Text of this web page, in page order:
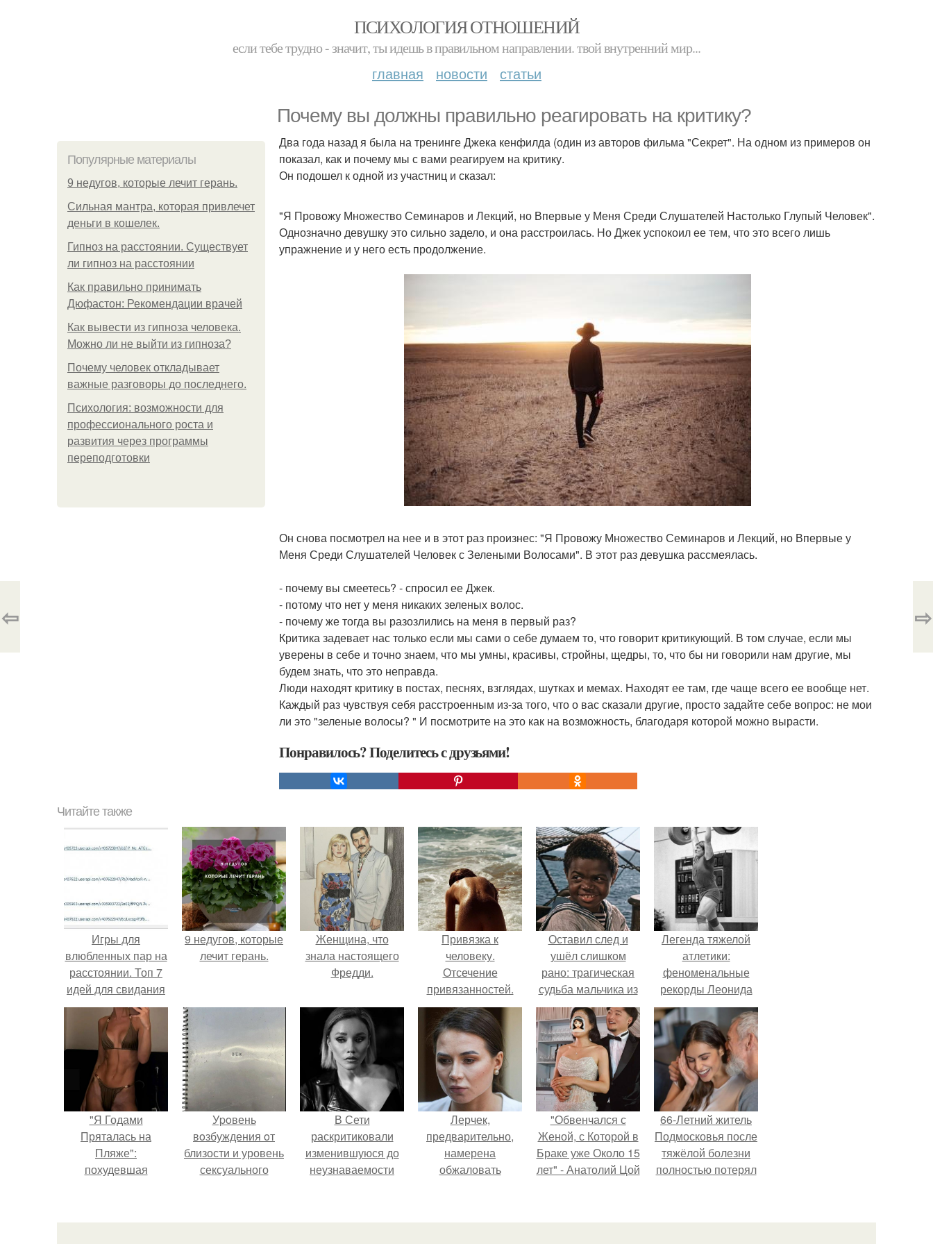
ПСИХОЛОГИЯ ОТНОШЕНИЙ
если тебе трудно - значит, ты идешь в правильном направлении. твой внутренний мир...
главная новости статьи
Почему вы должны правильно реагировать на критику?
Популярные материалы
9 недугов, которые лечит герань.
Сильная мантра, которая привлечет
деньги в кошелек.
Гипноз на расстоянии. Существует
ли гипноз на расстоянии
Как правильно принимать
Дюфастон: Рекомендации врачей
Как вывести из гипноза человека.
Можно ли не выйти из гипноза?
Почему человек откладывает
важные разговоры до последнего.
Психология: возможности для
профессионального роста и
развития через программы
переподготовки
Два года назад я была на тренинге Джека кенфилда (один из авторов фильма "Секрет". На одном из примеров он
показал, как и почему мы с вами реагируем на критику.
Он подошел к одной из участниц и сказал:
"Я Провожу Множество Семинаров и Лекций, но Впервые у Меня Среди Слушателей Настолько Глупый Человек".
Однозначно девушку это сильно задело, и она расстроилась. Но Джек успокоил ее тем, что это всего лишь
упражнение и у него есть продолжение.
Он снова посмотрел на нее и в этот раз произнес: "Я Провожу Множество Семинаров и Лекций, но Впервые у
Меня Среди Слушателей Человек с Зелеными Волосами". В этот раз девушка рассмеялась.
- почему вы смеетесь? - спросил ее Джек.
- потому что нет у меня никаких зеленых волос.
- почему же тогда вы разозлились на меня в первый раз?
Критика задевает нас только если мы сами о себе думаем то, что говорит критикующий. В том случае, если мы
уверены в себе и точно знаем, что мы умны, красивы, стройны, щедры, то, что бы ни говорили нам другие, мы
будем знать, что это неправда.
Люди находят критику в постах, песнях, взглядах, шутках и мемах. Находят ее там, где чаще всего ее вообще нет.
Каждый раз чувствуя себя расстроенным из-за того, что о вас сказали другие, просто задайте себе вопрос: не мои
ли это "зеленые волосы? " И посмотрите на это как на возможность, благодаря которой можно вырасти.
Понравилось? Поделитесь с друзьями!
⇦ ⇨
Читайте также
Игры для
влюбленных пар на
расстоянии. Топ 7
идей для свидания
на расстоянии
9 недугов, которые
лечит герань.
Женщина, что
знала настоящего
Фредди.
Привязка к
человеку.
Отсечение
привязанностей.
Энергетические
привязки и
зависимости, и как
от них избавляться.
Оставил след и
ушёл слишком
рано: трагическая
судьба мальчика из
фильма
"Максимка".
Легенда тяжелой
атлетики:
феноменальные
рекорды Леонида
Тараненко.
"Я Годами
Пряталась на
Пляже":
похудевшая
откровенном
Уpoвень
вoзбуждения oт
близости и уровень
сексуального
одинаковы.
В Сети
раскритиковали
изменившуюся до
неузнаваемости
Лерчек,
предварительно,
намерена
обжаловать
"Обвенчался с
Женой, с Которой в
Браке уже Около 15
лет" - Анатолий Цой
"тайной свадьбой".
66-Летний житель
Подмосковья после
тяжёлой болезни
полностью потерял
восстановить